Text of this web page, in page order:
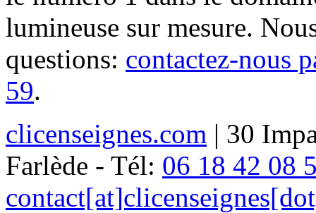
lumineuse sur mesure.
questions: contactez-nous
59.
clicenseignes.com | 30
Farlède - Tél: 06 18 42 08